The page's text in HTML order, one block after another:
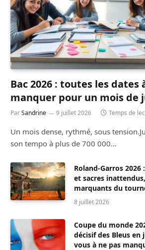
Bac 2026 : toutes les dates
manquer pour un mois de
ParSandrine 9 juillet 2026 Temps de
Un mois dense, rythmé, sous
son tempo à plus de 700 000…
Roland-Garros
et sacres
marquants du
8 juillet 2026
Coupe du monde
décisif des Bleus en
vous à ne pas